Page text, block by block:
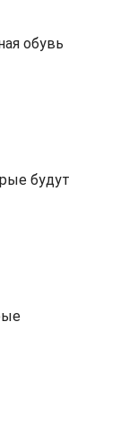
обувь
будут